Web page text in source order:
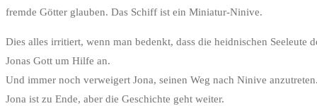
fremde Götter glauben. Das Schiff ist ein Miniatur-Ninive.
Dies alles irritiert, wenn man bedenkt, dass die heidnischen Seeleute
Jonas Gott um Hilfe an.
Und immer noch verweigert Jona, seinen Weg nach Ninive
Jona ist zu Ende, aber die Geschichte geht weiter.